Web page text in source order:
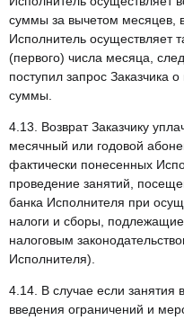
суммы за вычетом месяцев,
Исполнитель осуществляет
(первого) числа месяца,
поступил запрос Заказчика
суммы.
4.13. Возврат Заказчику
месячный или годовой
фактически понесенных
проведение занятий,
банка Исполнителя при
налоги и сборы, подлежащие
налоговым
Исполнителя).
4.14. В случае если занятия
введения ограничений и